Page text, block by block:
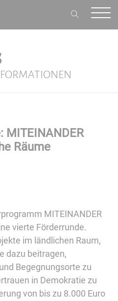
MITEINANDER
Räume
MITEINANDER
vierte Förderrunde.
im ländlichen Raum,
dazu beitragen,
Begegnungsorte zu
in Demokratie zu
von bis zu 8.000 Euro